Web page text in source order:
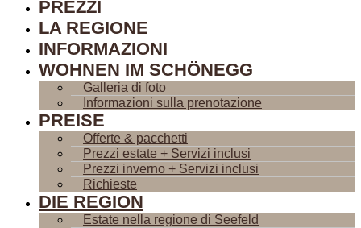
PREZZI
LA REGIONE
INFORMAZIONI
WOHNEN IM SCHÖNEGG
Galleria di foto
Informazioni sulla prenotazione
PREISE
Offerte & pacchetti
Prezzi estate + Servizi inclusi
Prezzi inverno + Servizi inclusi
Richieste
DIE REGION
Estate nella regione di Seefeld